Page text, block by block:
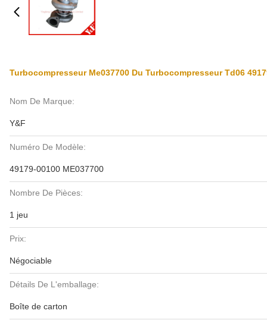
Turbocompresseur Me037700 Du Turbocompresseur Td06
Nom De Marque:
Y&F
Numéro De Modèle:
49179-00100 ME037700
Nombre De Pièces:
1 jeu
Prix:
Négociable
Détails De L'emballage:
Boîte de carton